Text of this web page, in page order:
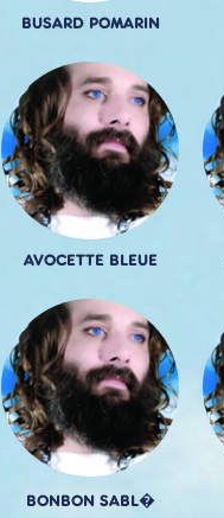
BUSARD POMARIN
AVOCETTE BLEUE
BONBON SABL�